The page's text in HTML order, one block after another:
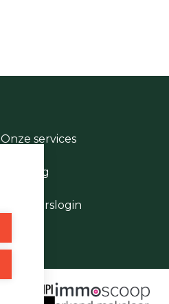
Onze services
Te vroeg
Eigenaarslogin